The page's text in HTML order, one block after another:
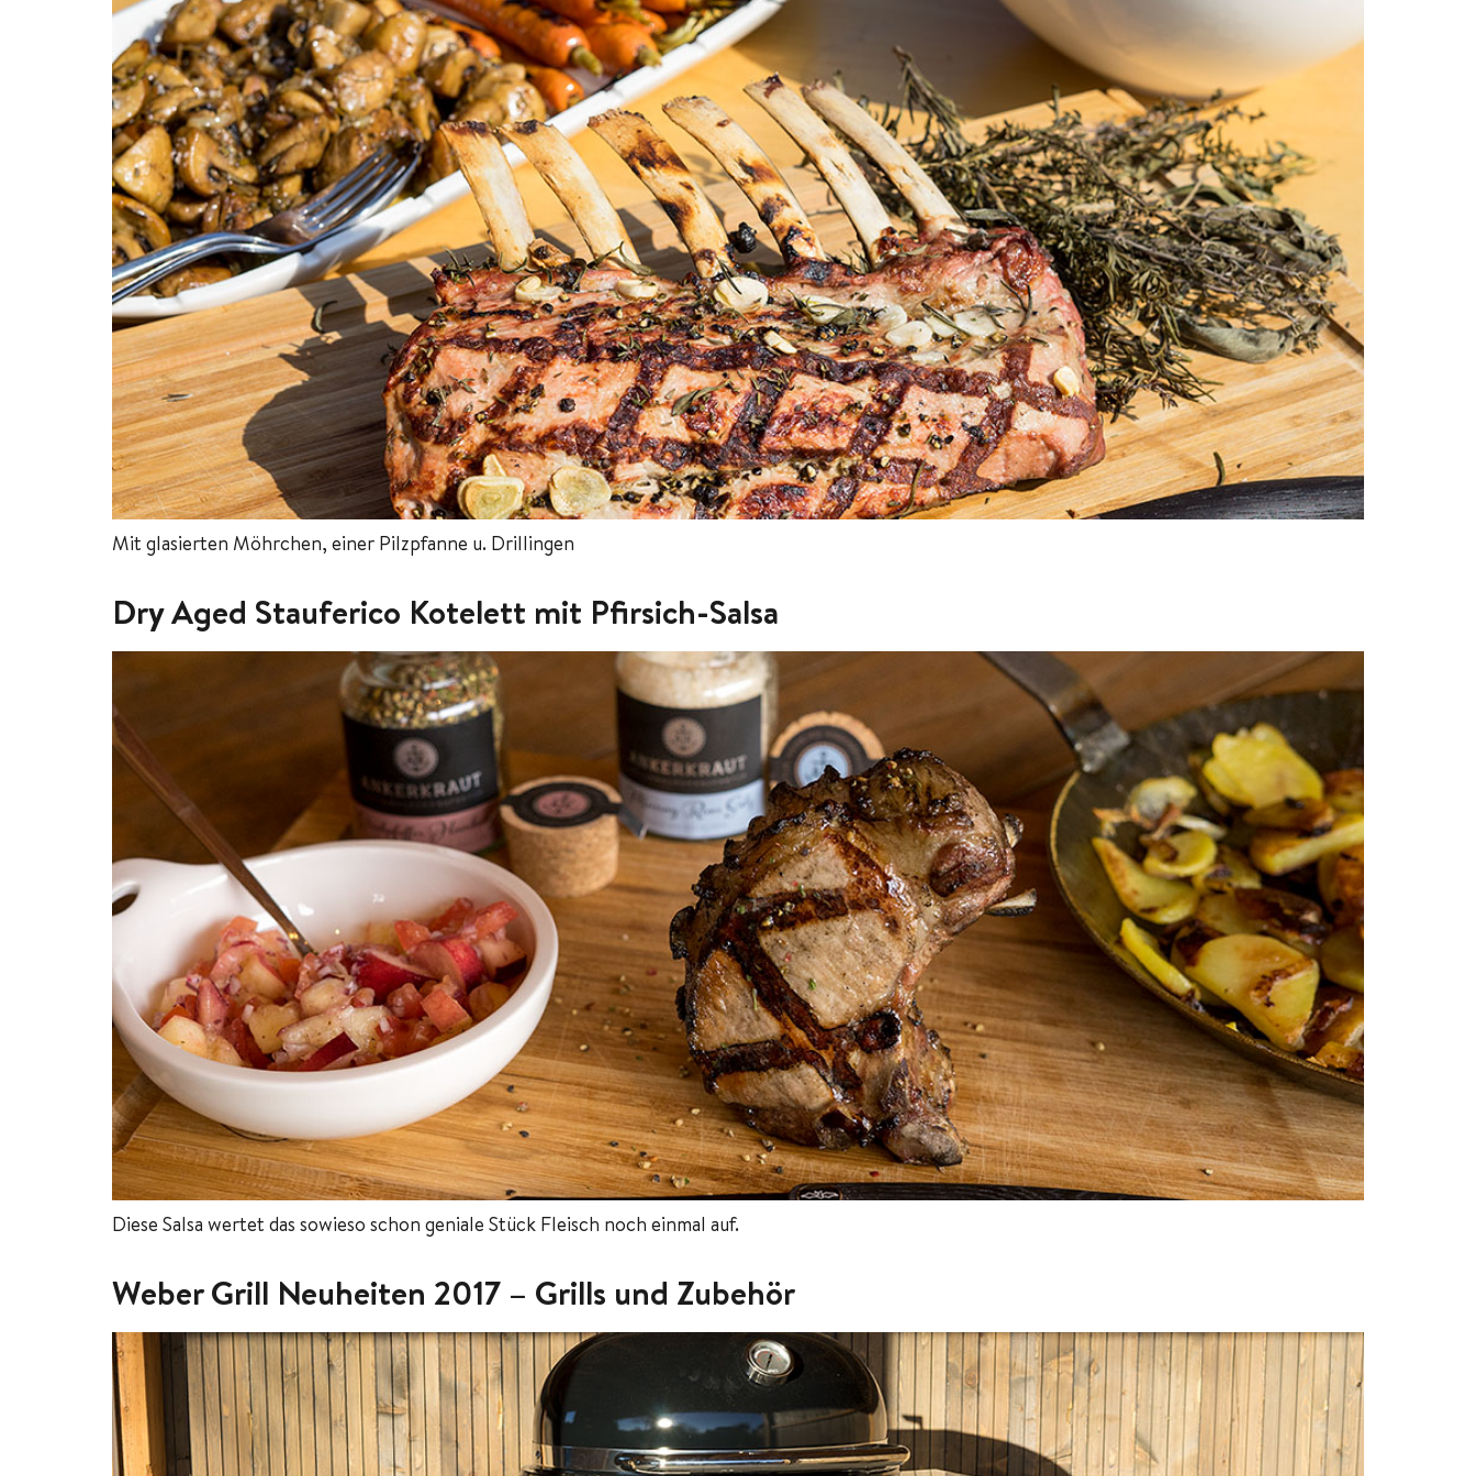
Mit glasierten Möhrchen, einer Pilzpfanne u. Drillingen
Dry Aged Stauferico Kotelett mit Pfirsich-Salsa
Diese Salsa wertet das sowieso schon geniale Stück Fleisch noch einmal auf.
Weber Grill Neuheiten 2017 – Grills und Zubehör